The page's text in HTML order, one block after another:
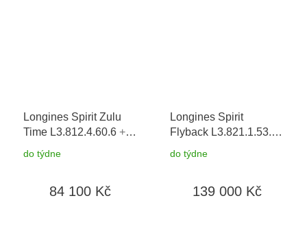
Longines Spirit Zulu
Time L3.812.4.60.6 +
výměny do 90 dní
do týdne
84 100 Kč
Longines Spirit
Flyback L3.821.1.53.6
možnost výměny do 90
do týdne
139 000 Kč